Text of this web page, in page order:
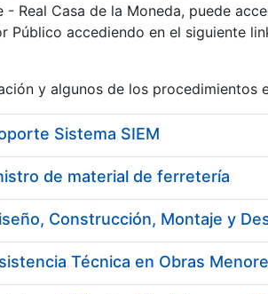
Real Casa de la Moneda, puede
Público accediendo en el siguiente
y algunos de los procedimientos
Sistema SIEM
de material de ferretería
Técnica en Obras